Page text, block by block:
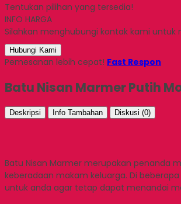
Tentukan pilihan yang tersedia!
INFO HARGA
Silahkan menghubungi kontak kami
Hubungi Kami
Pemesanan lebih cepat! Fast Respon
Batu Nisan Marmer Putih
Deskripsi Info Tambahan Diskusi (0)
Batu Nisan Marmer merupakan penanda
keberadaan makam keluarga. Di
untuk anda agar tetap dapat menandai